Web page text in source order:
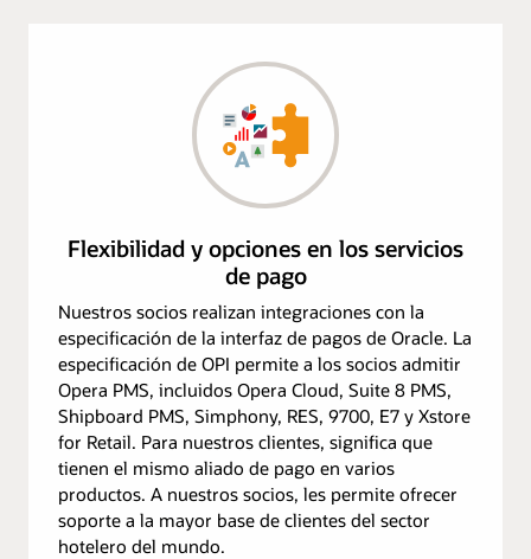
Flexibilidad y opciones en los servicios
de pago
Nuestros socios realizan integraciones con la
especificación de la interfaz de pagos de Oracle. La
especificación de OPI permite a los socios admitir
Opera PMS, incluidos Opera Cloud, Suite 8 PMS,
Shipboard PMS, Simphony, RES, 9700, E7 y Xstore
for Retail. Para nuestros clientes, significa que
tienen el mismo aliado de pago en varios
productos. A nuestros socios, les permite ofrecer
soporte a la mayor base de clientes del sector
hotelero del mundo.